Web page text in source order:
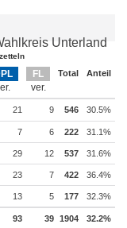
Unterland
FL Total Anteil
21 9 546 30.5%
7 6 222 31.1%
29 12 537 31.6%
23 7 422 36.4%
13 5 177 32.3%
93 39 1904 32.2%